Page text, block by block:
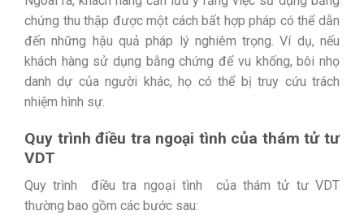
chứng thu thập được một cách bất hợp pháp có thể dẫn
đến những hậu quả pháp lý nghiêm trọng. Ví dụ, nếu
khách hàng sử dụng bằng chứng để vu khống, bôi nhọ
danh dự của người khác, họ có thể bị truy cứu trách
nhiệm hình sự.
Quy trình điều tra ngoại tình của thám tử tư
VDT
Quy trình điều tra ngoại tình
của thám tử tư VDT
thường bao gồm các bước sau: